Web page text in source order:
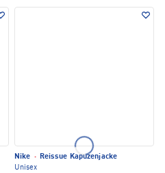
Nike · Reissue Kapuzenjacke
Unisex